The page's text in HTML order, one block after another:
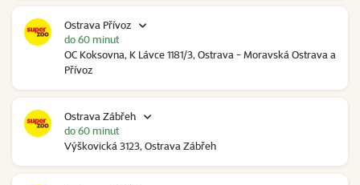
Ostrava Přívoz
OC Koksovna, K Lávce 1181/3, Ostrava - Moravská Ostrava a
Přívoz
do 60 minut
Ostrava Zábřeh
Výškovická 3123, Ostrava Zábřeh
do 60 minut